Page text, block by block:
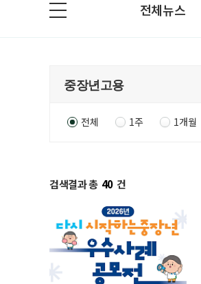
전체뉴스
전체 1주 1개월
검색결과 총 40 건